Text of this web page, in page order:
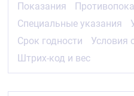
Показания
Специальные указания
Срок годности
Условия
Штрих-код и вес